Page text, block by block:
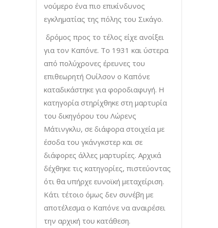
νούμερο ένα πιο επικίνδυνος
εγκληματίας της πόλης του Σικάγο.
δρόμος προς το τέλος είχε ανοίξει
για τον Καπόνε. Το 1931 και ύστερα
από πολύχρονες έρευνες του
επιθεωρητή Ουίλσον ο Καπόνε
καταδικάστηκε για φοροδιαφυγή. Η
κατηγορία στηρίχθηκε στη μαρτυρία
του δικηγόρου του Λώρενς
Μάτινγκλυ, σε διάφορα στοιχεία με
έσοδα του γκάνγκστερ και σε
διάφορες άλλες μαρτυρίες. Αρχικά
δέχθηκε τις κατηγορίες, πιστεύοντας
ότι θα υπήρχε ευνοϊκή μεταχείριση.
Κάτι τέτοιο όμως δεν συνέβη με
αποτέλεσμα ο Καπόνε να αναιρέσει
την αρχική του κατάθεση.